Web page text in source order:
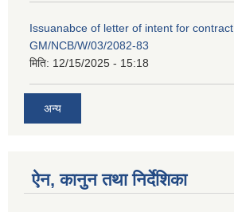
Issuanabce of letter of intent for contract
GM/NCB/W/03/2082-83
मिति: 12/15/2025 - 15:18
अन्य
ऐन, कानुन तथा निर्देशिका